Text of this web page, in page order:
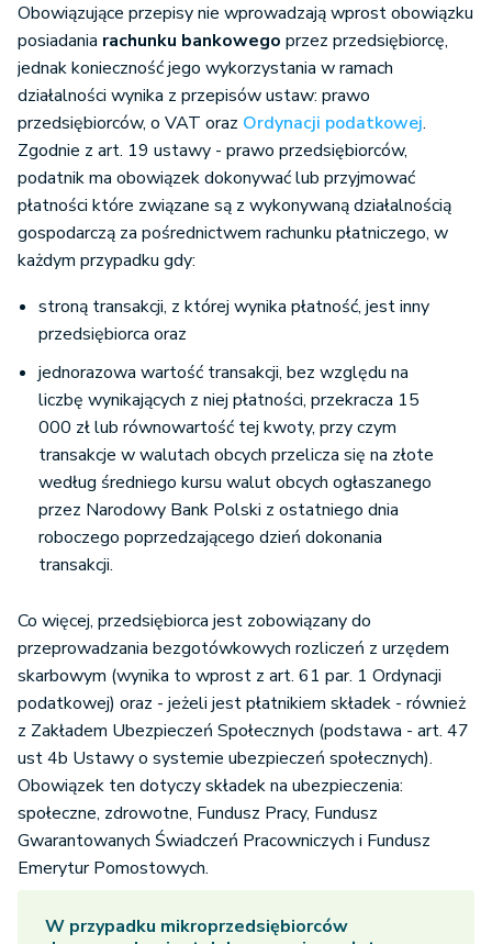
Obowiązujące przepisy nie wprowadzają wprost obowiązku
posiadania rachunku bankowego przez przedsiębiorcę,
jednak konieczność jego wykorzystania w ramach
działalności wynika z przepisów ustaw: prawo
przedsiębiorców, o VAT oraz Ordynacji podatkowej.
Zgodnie z art. 19 ustawy - prawo przedsiębiorców,
podatnik ma obowiązek dokonywać lub przyjmować
płatności które związane są z wykonywaną działalnością
gospodarczą za pośrednictwem rachunku płatniczego, w
każdym przypadku gdy:
stroną transakcji, z której wynika płatność, jest inny
przedsiębiorca oraz
jednorazowa wartość transakcji, bez względu na
liczbę wynikających z niej płatności, przekracza 15
000 zł lub równowartość tej kwoty, przy czym
transakcje w walutach obcych przelicza się na złote
według średniego kursu walut obcych ogłaszanego
przez Narodowy Bank Polski z ostatniego dnia
roboczego poprzedzającego dzień dokonania
transakcji.
Co więcej, przedsiębiorca jest zobowiązany do
przeprowadzania bezgotówkowych rozliczeń z urzędem
skarbowym (wynika to wprost z art. 61 par. 1 Ordynacji
podatkowej) oraz - jeżeli jest płatnikiem składek - również
z Zakładem Ubezpieczeń Społecznych (podstawa - art. 47
ust 4b Ustawy o systemie ubezpieczeń społecznych).
Obowiązek ten dotyczy składek na ubezpieczenia:
społeczne, zdrowotne, Fundusz Pracy, Fundusz
Gwarantowanych Świadczeń Pracowniczych i Fundusz
Emerytur Pomostowych.
W przypadku mikroprzedsiębiorców